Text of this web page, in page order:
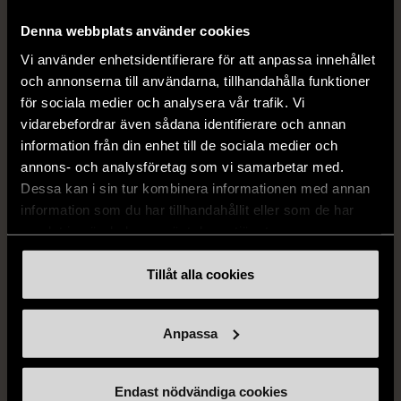
Denna webbplats använder cookies
Vi använder enhetsidentifierare för att anpassa innehållet
och annonserna till användarna, tillhandahålla funktioner
för sociala medier och analysera vår trafik. Vi
vidarebefordrar även sådana identifierare och annan
information från din enhet till de sociala medier och
annons- och analysföretag som vi samarbetar med.
Dessa kan i sin tur kombinera informationen med annan
information som du har tillhandahållit eller som de har
Tillåt alla cookies
Anpassa
Endast nödvändiga cookies
Mycket gott skick
399 kr
ZARA
XS (32-34)
Mycket gott skick